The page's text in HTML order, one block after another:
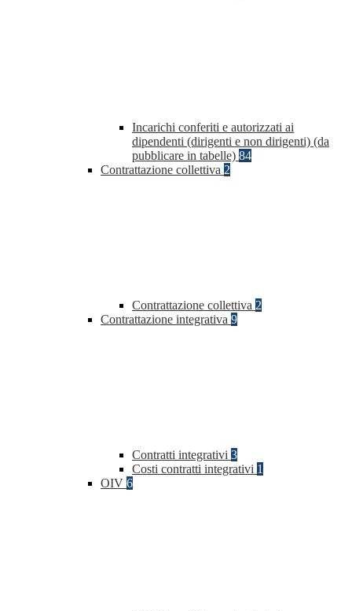
Incarichi conferiti e autorizzati ai
dipendenti (dirigenti e non dirigenti) (da
pubblicare in tabelle) 84
Contrattazione collettiva 2
Contrattazione collettiva 2
Contrattazione integrativa 9
Contratti integrativi 3
Costi contratti integrativi 1
OIV 6